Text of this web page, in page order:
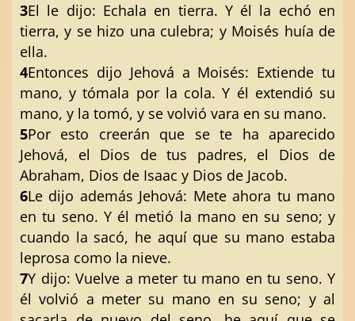
3El le dijo: Echala en tierra. Y él la echó en
tierra, y se hizo una culebra; y Moisés huía de
ella.
4Entonces dijo Jehová a Moisés: Extiende tu
mano, y tómala por la cola. Y él extendió su
mano, y la tomó, y se volvió vara en su mano.
5Por esto creerán que se te ha aparecido
Jehová, el Dios de tus padres, el Dios de
Abraham, Dios de Isaac y Dios de Jacob.
6Le dijo además Jehová: Mete ahora tu mano
en tu seno. Y él metió la mano en su seno; y
cuando la sacó, he aquí que su mano estaba
leprosa como la nieve.
7Y dijo: Vuelve a meter tu mano en tu seno. Y
él volvió a meter su mano en su seno; y al